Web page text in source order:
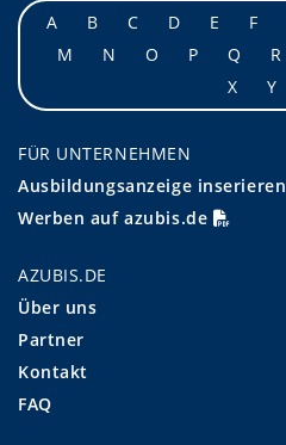
A
B C D E F
M
N O P Q R
X
Y
FÜR UNTERNEHMEN
Ausbildungsanzeige inserieren
Werben auf azubis.de
AZUBIS.DE
Über uns
Partner
Kontakt
FAQ